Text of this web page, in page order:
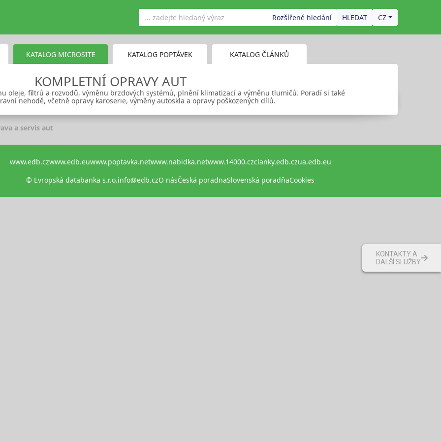
Rozšířené hledání CZ
KATALOG MICROSITE KATALOG POPTÁVEK KATALOG ČLÁNKŮ
KOMPLETNÍ OPRAVY AUT
oleje, filtrů a rozvodů, výměnu brzdových systémů, plnění klimatizací a výměnu tlumičů. Poradí si také
nehodě, včetně opravy karoserie, výměny autoskla a opravy poškozených dílů.
a servis aut
www.edb.czwww.edb.euwww.poptavka.netwww.nabidka.netwww.14000.czclanky.edb.czua.edb.eu
© Evropská databanka s.r.o.info@edb.czO násČeská poradnaSlovenská poradňaCookies
KONTAKTY A
DALŠÍ SLUŽBY